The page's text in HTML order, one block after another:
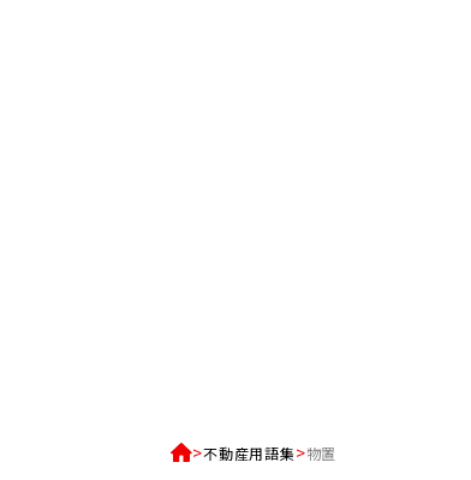
不動産用語集 物置